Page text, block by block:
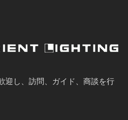
迎し、訪問、ガイド、商談を行